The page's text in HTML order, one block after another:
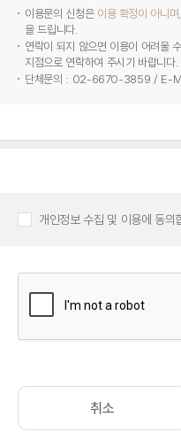
이용문의 신청은 이용 확정이 아니
을 드립니다.
연락이 되지 않으면 이용이 어려울
지점으로 연락하여 주시기 바랍니다.
단체문의 : 02-6670-3859 / E-
개인정보 수집 및 이용에 동의
취소